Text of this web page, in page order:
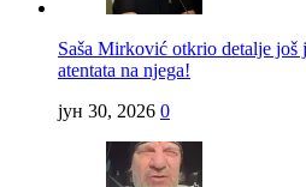
Saša Mirković otkrio detalje još
atentata na njega!
јун 30, 2026 0